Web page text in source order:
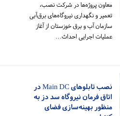
معاون پروژه‌ها در شرکت نصب،
تعمیر و نگهداری نیروگاه‌های برق‌آبی
سازمان آب و برق خوزستان از آغاز
عملیات اجرایی احداث…
نصب تابلوهای Main DC در
اتاق فرمان نیروگاه سد دز به
منظور بهینه‌سازی فضای